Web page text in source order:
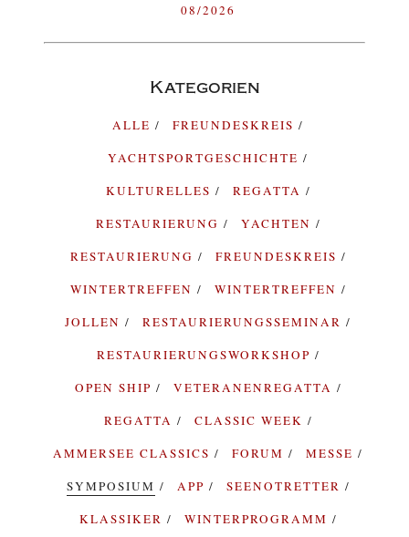
08/2026
Kategorien
ALLE
FREUNDESKREIS
YACHTSPORTGESCHICHTE
KULTURELLES
REGATTA
RESTAURIERUNG
YACHTEN
RESTAURIERUNG
FREUNDESKREIS
WINTERTREFFEN
WINTERTREFFEN
JOLLEN
RESTAURIERUNGSSEMINAR
RESTAURIERUNGSWORKSHOP
OPEN SHIP
VETERANENREGATTA
REGATTA
CLASSIC WEEK
AMMERSEE CLASSICS
FORUM
MESSE
SYMPOSIUM
APP
SEENOTRETTER
KLASSIKER
WINTERPROGRAMM